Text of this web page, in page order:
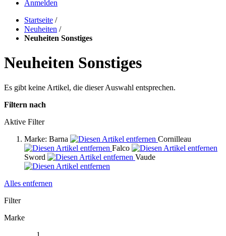
Anmelden
Startseite /
Neuheiten /
Neuheiten Sonstiges
Neuheiten Sonstiges
Es gibt keine Artikel, die dieser Auswahl entsprechen.
Filtern nach
Aktive Filter
Marke: Barna
Cornilleau
Falco
Sword
Vaude
Alles entfernen
Filter
Marke